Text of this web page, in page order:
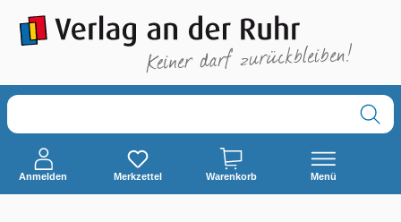
springen
Anmelden Merkzettel Warenkorb Menü